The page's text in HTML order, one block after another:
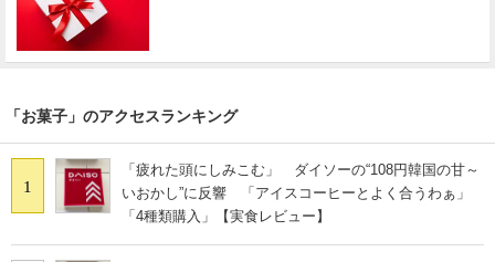
「お菓子」のアクセスランキング
1
「疲れた頭にしみこむ」 ダイソーの“108円韓国の甘～
いおかし”に反響 「アイスコーヒーとよく合うわぁ」
「4種類購入」【実食レビュー】